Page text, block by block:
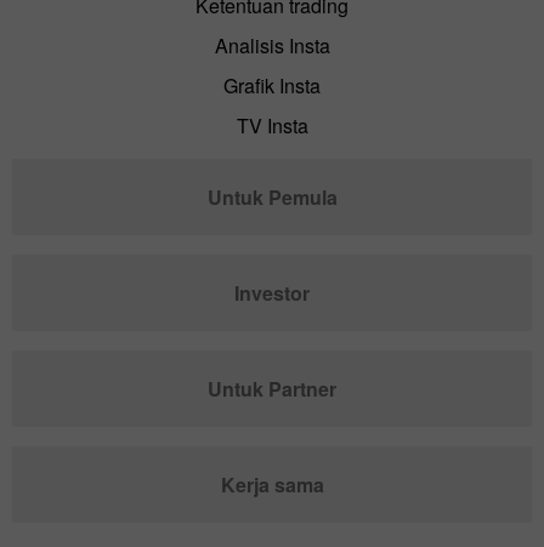
Analisis Insta
Grafik Insta
TV Insta
Untuk Pemula
Investor
Untuk Partner
Kerja sama